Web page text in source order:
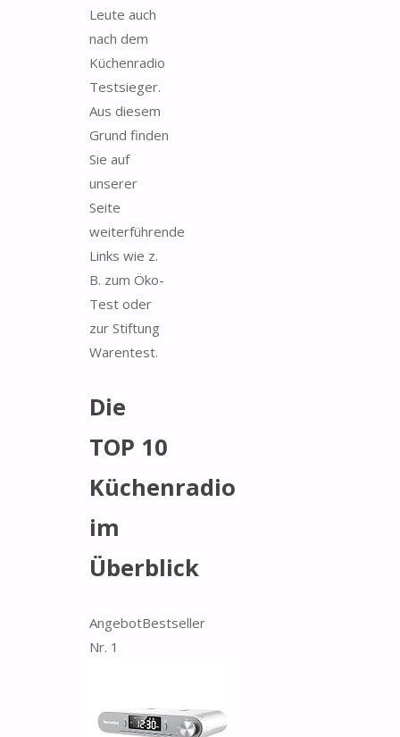
Leute auch
nach dem
Küchenradio
Testsieger.
Aus diesem
Grund finden
Sie auf
unserer
Seite
weiterführende
Links wie z.
B. zum Öko-
Test oder
zur Stiftung
Warentest.
Die
TOP 10
Küchenradio
im
Überblick
AngebotBestseller
Nr. 1